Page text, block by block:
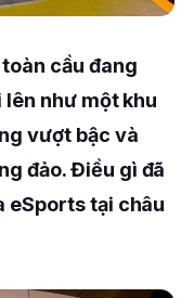
cầu đang
như một khu
vượt bậc và
đảo. Điều gì đã
eSports tại châu